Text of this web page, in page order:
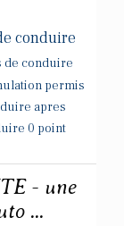
conduire
de conduire
permis
apres
0 point
- une
...